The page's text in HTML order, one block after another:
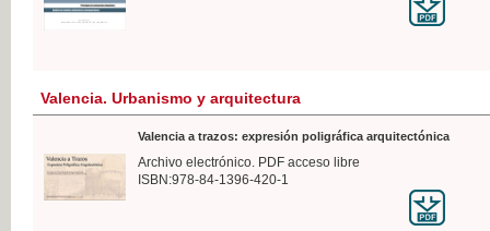
Valencia. Urbanismo y arquitectura
Valencia a trazos: expresión poligráfica arquitectónica
Archivo electrónico. PDF acceso libre
ISBN:978-84-1396-420-1